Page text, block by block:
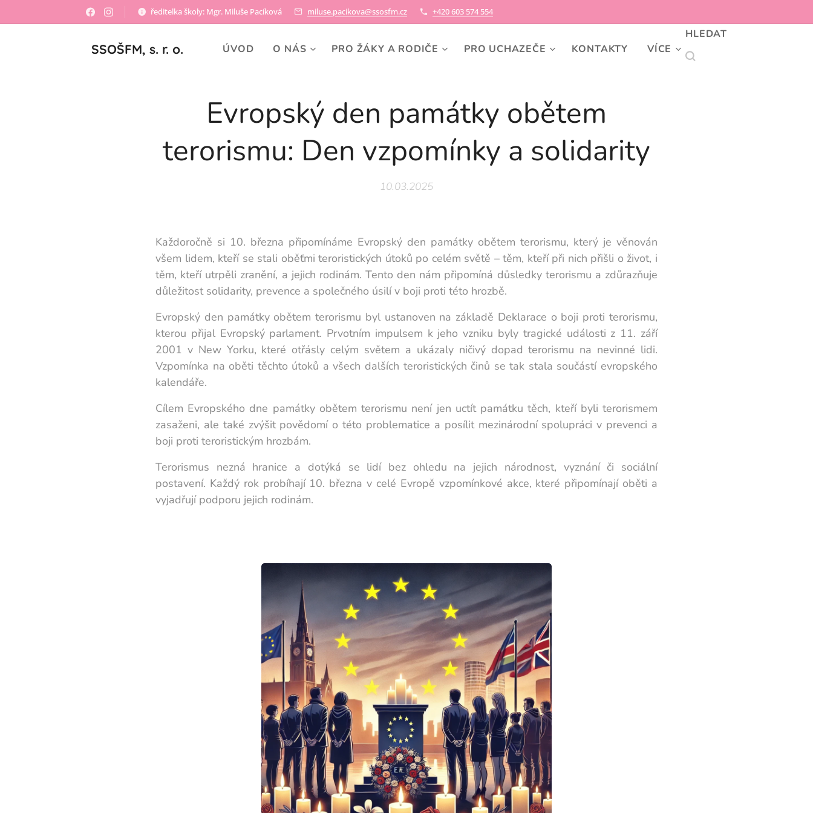
ředitelka školy: Mgr. Miluše Pacíková miluse.pacikova@ssosfm.cz +420 603 574 554
SSOŠFM, s. r. o. ÚVOD O NÁS PRO ŽÁKY A RODIČE PRO UCHAZEČE KONTAKTY VÍCE
HLEDAT
Evropský den památky obětem
terorismu: Den vzpomínky a solidarity
10.03.2025
Každoročně si 10. března připomínáme Evropský den památky obětem terorismu, který je věnován
všem lidem, kteří se stali oběťmi teroristických útoků po celém světě – těm, kteří při nich přišli o život, i
těm, kteří utrpěli zranění, a jejich rodinám. Tento den nám připomíná důsledky terorismu a zdůrazňuje
důležitost solidarity, prevence a společného úsilí v boji proti této hrozbě.
Evropský den památky obětem terorismu byl ustanoven na základě Deklarace o boji proti terorismu,
kterou přijal Evropský parlament. Prvotním impulsem k jeho vzniku byly tragické události z 11. září
2001 v New Yorku, které otřásly celým světem a ukázaly ničivý dopad terorismu na nevinné lidi.
Vzpomínka na oběti těchto útoků a všech dalších teroristických činů se tak stala součástí evropského
kalendáře.
Cílem Evropského dne památky obětem terorismu není jen uctít památku těch, kteří byli terorismem
zasaženi, ale také zvýšit povědomí o této problematice a posílit mezinárodní spolupráci v prevenci a
boji proti teroristickým hrozbám.
Terorismus nezná hranice a dotýká se lidí bez ohledu na jejich národnost, vyznání či sociální
postavení. Každý rok probíhají 10. března v celé Evropě vzpomínkové akce, které připomínají oběti a
vyjadřují podporu jejich rodinám.